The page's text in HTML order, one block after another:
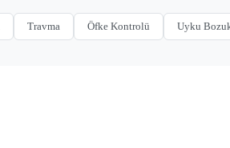
Travma Öfke Kontrolü Uyku